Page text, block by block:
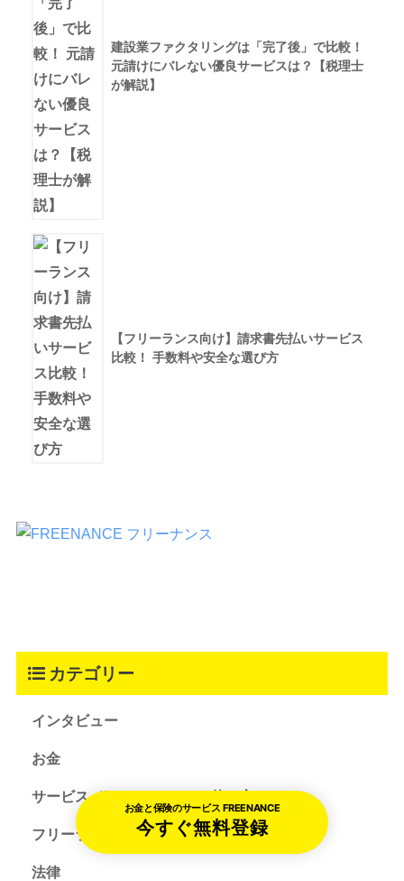
建設業ファクタリングは「完了後」で比較！
元請けにバレない優良サービスは？【税理士
が解説】
【フリーランス向け】請求書先払いサービス
比較！ 手数料や安全な選び方
カテゴリー
インタビュー
お金
サービス（FREENANCEの使い方）
フリーランスコラム
法律
お金と保険のサービス FREENANCE
今すぐ無料登録